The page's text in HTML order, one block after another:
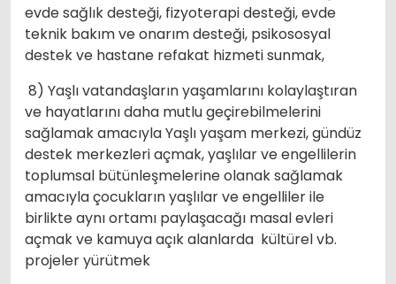
evde sağlık desteği, fizyoterapi desteği, evde
teknik bakım ve onarım desteği, psikososyal
destek ve hastane refakat hizmeti sunmak,
8) Yaşlı vatandaşların yaşamlarını kolaylaştıran
ve hayatlarını daha mutlu geçirebilmelerini
sağlamak amacıyla Yaşlı yaşam merkezi, gündüz
destek merkezleri açmak, yaşlılar ve engellilerin
toplumsal bütünleşmelerine olanak sağlamak
amacıyla çocukların yaşlılar ve engelliler ile
birlikte aynı ortamı paylaşacağı masal evleri
açmak ve kamuya açık alanlarda kültürel vb.
projeler yürütmek